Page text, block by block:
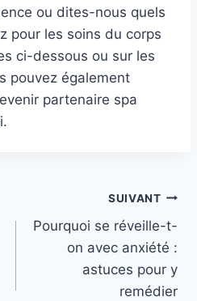
ou dites-nous quels
pour les soins du corps
ci-dessous ou sur les
pouvez également
partenaire spa
SUIVANT
Pourquoi se réveille-t-
on avec anxiété :
astuces pour y
remédier